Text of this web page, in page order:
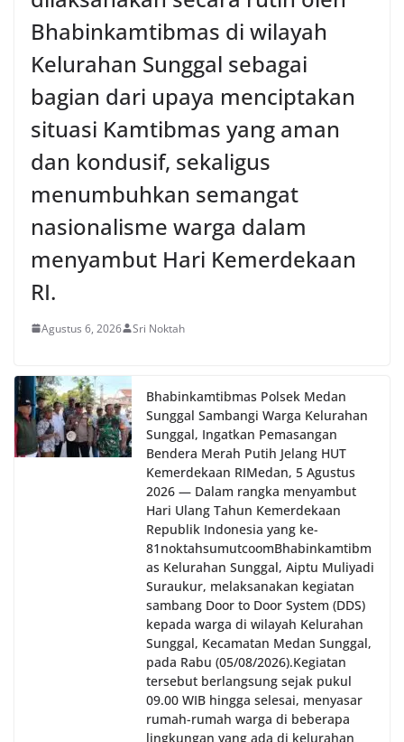
Bhabinkamtibmas di wilayah
Kelurahan Sunggal sebagai
bagian dari upaya menciptakan
situasi Kamtibmas yang aman
dan kondusif, sekaligus
menumbuhkan semangat
nasionalisme warga dalam
menyambut Hari Kemerdekaan
RI.
Agustus 6, 2026 Sri Noktah
Bhabinkamtibmas Polsek Medan
Sunggal Sambangi Warga Kelurahan
Sunggal, Ingatkan Pemasangan
Bendera Merah Putih Jelang HUT
Kemerdekaan RI‎‎Medan, 5 Agustus
2026 — Dalam rangka menyambut
Hari Ulang Tahun Kemerdekaan
Republik Indonesia yang ke-
81noktahsumutcoomBhabinkamtibm
as Kelurahan Sunggal, Aiptu Muliyadi
Suraukur, melaksanakan kegiatan
sambang Door to Door System (DDS)
kepada warga di wilayah Kelurahan
Sunggal, Kecamatan Medan Sunggal,
pada Rabu (05/08/2026).‎‎Kegiatan
tersebut berlangsung sejak pukul
09.00 WIB hingga selesai, menyasar
rumah-rumah warga di beberapa
lingkungan yang ada di kelurahan